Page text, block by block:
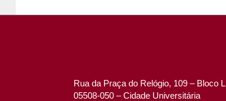
Rua da Praça do Relógio, 109 – Bloco L
05508-050 – Cidade Universitária